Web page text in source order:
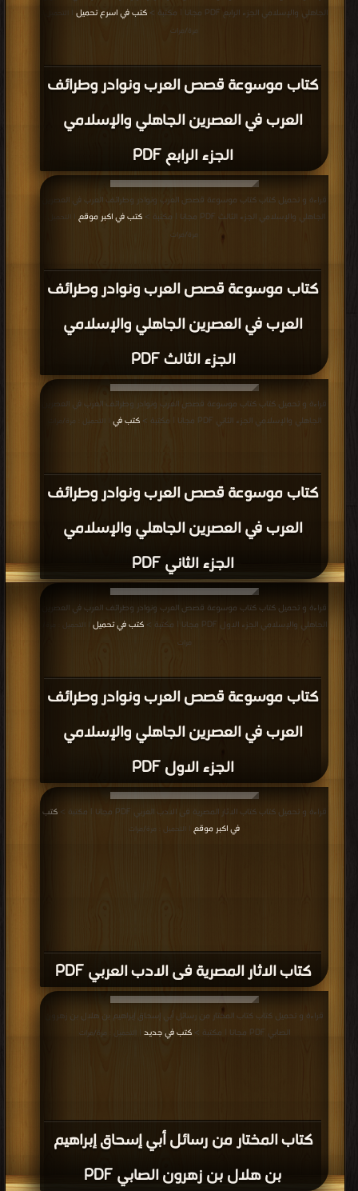
كتاب موسوعة قصص العرب ونوادر وطرائف
العرب في العصرين الجاهلي والإسلامي
الجزء الرابع PDF
الجاهلي والإسلامي الجزء الرابع PDF مجانا | مكتبة >
كتب في اسرع تحميل
| التحميل :
مرة/مرات
كتاب موسوعة قصص العرب ونوادر وطرائف
العرب في العصرين الجاهلي والإسلامي
الجزء الثالث PDF
قراءة و تحميل كتاب كتاب موسوعة قصص العرب ونوادر وطرائف العرب في العصرين
الجاهلي والإسلامي الجزء الثالث PDF مجانا | مكتبة >
كتب في اكبر موقع
| التحميل :
مرة/مرات
كتاب موسوعة قصص العرب ونوادر وطرائف
العرب في العصرين الجاهلي والإسلامي
الجزء الثاني PDF
قراءة و تحميل كتاب كتاب موسوعة قصص العرب ونوادر وطرائف العرب في العصرين
الجاهلي والإسلامي الجزء الثاني PDF مجانا | مكتبة >
كتب في | التحميل : مرة/مرات
كتاب موسوعة قصص العرب ونوادر وطرائف
العرب في العصرين الجاهلي والإسلامي
الجزء الاول PDF
قراءة و تحميل كتاب كتاب موسوعة قصص العرب ونوادر وطرائف العرب في العصرين
الجاهلي والإسلامي الجزء الاول PDF مجانا | مكتبة >
كتب في تحميل
| التحميل : مرة/
مرات
كتاب الاثار المصرية فى الادب العربي PDF
قراءة و تحميل كتاب كتاب الاثار المصرية فى الادب العربي PDF مجانا | مكتبة >
كتب
في اكبر موقع
| التحميل : مرة/مرات
كتاب المختار من رسائل أبي إسحاق إبراهيم
بن هلال بن زهرون الصابي PDF
قراءة و تحميل كتاب كتاب المختار من رسائل أبي إسحاق إبراهيم بن هلال بن زهرون
الصابي PDF مجانا | مكتبة >
كتب في جديد | التحميل : مرة/مرات